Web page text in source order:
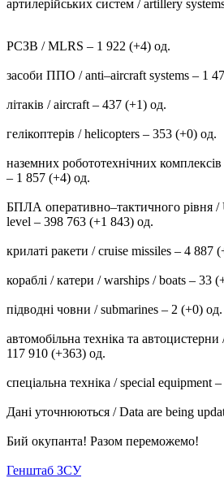
артилерійських систем / artillery
РСЗВ / MLRS – 1 922 (+4) од.
засоби ППО / anti–aircraft systems – 1
літаків / aircraft – 437 (+1) од.
гелікоптерів / helicopters – 353 (+0) од.
наземних робототехнічних
– 1 857 (+4) од.
БПЛА оперативно–тактичного рівня /
level – 398 763 (+1 843) од.
крилаті ракети / cruise missiles – 4 887
кораблі / катери / warships / boats – 33
підводні човни / submarines – 2 (+0) од.
автомобільна техніка та
117 910 (+363) од.
спеціальна техніка / special equipment
Дані уточнюються / Data are being
Бий окупанта! Разом переможемо!
Генштаб ЗСУ